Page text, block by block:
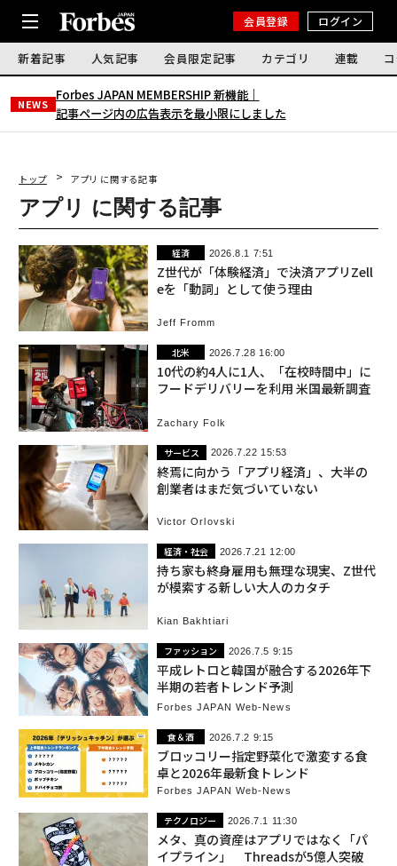
会員登録 ログイン
新着記事 人気記事 会員限定記事 カテゴリ 連載
NEWS
Forbes JAPAN MEMBERSHIP 新機能｜
記事ページ内の広告表示を最小限にしました
トップ アプリ に関する記事
アプリ に関する記事
経済 2026.8.1 7:51
Z世代が「体験経済」で決済アプリZell
eを「動詞」として使う理由
Jeff Fromm
北米 2026.7.28 16:00
10代の約4人に1人、「在校時間中」に
フードデリバリーを利用 米国最新調査
Zachary Folk
サービス 2026.7.22 15:53
終焉に向かう「アプリ経済」、大半の
創業者はまだ気づいていない
Victor Orlovski
経済・社会 2026.7.21 12:00
持ち家も終身雇用も無理な現実、Z世代
が模索する新しい大人のカタチ
Kian Bakhtiari
ファッション 2026.7.5 9:15
平成レトロと韓国が融合する2026年下
半期の若者トレンド予測
Forbes JAPAN Web-News
食＆酒 2026.7.2 9:15
ブロッコリー指定野菜化で激変する食
卓と2026年最新食トレンド
Forbes JAPAN Web-News
テクノロジー 2026.7.1 11:30
メタ、真の資産はアプリではなく「パ
イプライン」 Threadsが5億人突破